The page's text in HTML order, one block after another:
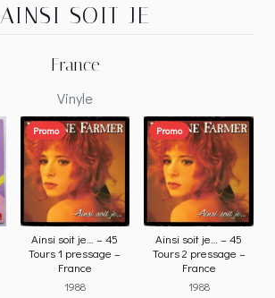
AINSI SOIT JE
France
Vinyle
Promo
Ainsi soit je… – 45
Tours 1 pressage –
France
1988
Promo
Ainsi soit je… – 45
Tours 2 pressage –
France
1988